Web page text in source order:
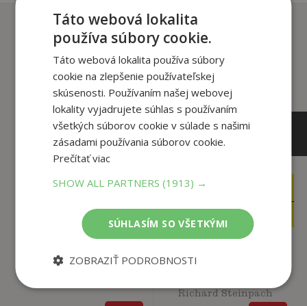
Zákazníci, ktorí si kúpili
tento titul si tiež kúpili
14
2,95
Zrod
Hľa: pravda je tak
Richard Steinpach
Táto webová lokalita
používa súbory cookie.
Táto webová lokalita používa súbory
cookie na zlepšenie používateľskej
skúsenosti. Používaním našej webovej
lokality vyjadrujete súhlas s používaním
všetkých súborov cookie v súlade s našimi
zásadami používania súborov cookie.
Prečítať viac
SHOW ALL PARTNERS(1913) →
SÚHLASÍM SO VŠETKÝMI
ZOBRAZIŤ PODROBNOSTI